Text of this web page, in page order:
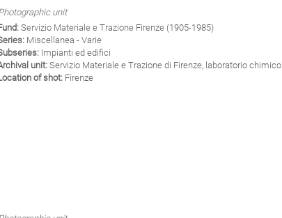
unit
Servizio Materiale e Trazione Firenze (1905-1985)
Miscellanea - Varie
Impianti ed edifici
unit:Servizio Materiale e Trazione di Firenze, laboratorio chimico
of shot:Firenze